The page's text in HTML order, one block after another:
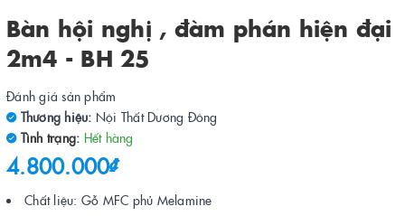
Bàn hội nghị , đàm phán hiện đại
2m4 - BH 25
Đánh giá sản phẩm
Thương hiệu: Nội Thất Dương Đông
Tình trạng: Hết hàng
4.800.000₫
Chất liệu: Gỗ MFC phủ Melamine